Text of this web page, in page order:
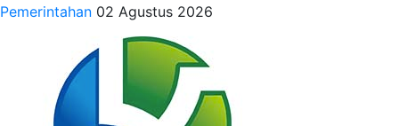
Pemerintahan 02 Agustus 2026